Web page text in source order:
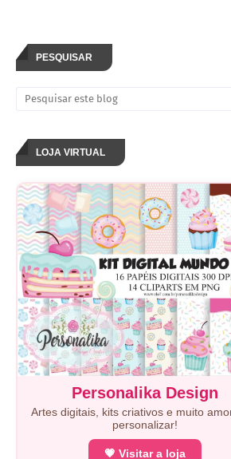
PESQUISAR
LOJA VIRTUAL
Personalika Design
Artes digitais, kits criativos e muito
personalizar!
💗 Visitar a loja